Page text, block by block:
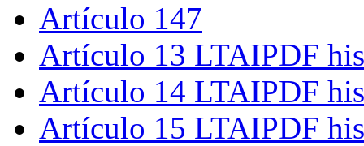
Artículo 147
Artículo 13 LTAIPDF
Artículo 14 LTAIPDF
Artículo 15 LTAIPDF